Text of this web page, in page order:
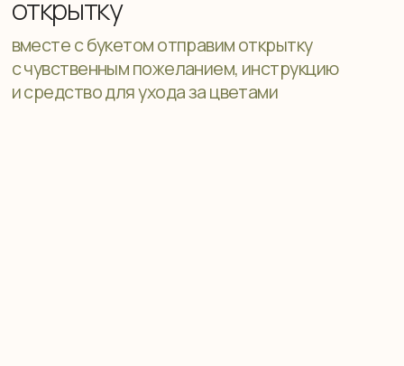
создаст уникальный букет на ваш вкус,
настроение и бюджет
Подобрать букет